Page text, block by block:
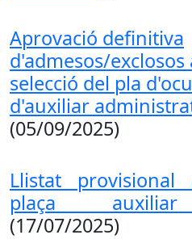
Aprovació definitiva
d'admesos/exclosos
selecció del pla
d'auxiliar
(05/09/2025)
Llistat provisional
plaça auxiliar
(17/07/2025)